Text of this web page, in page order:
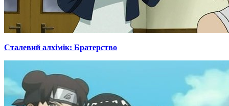
Сталевий алхімік: Братерство